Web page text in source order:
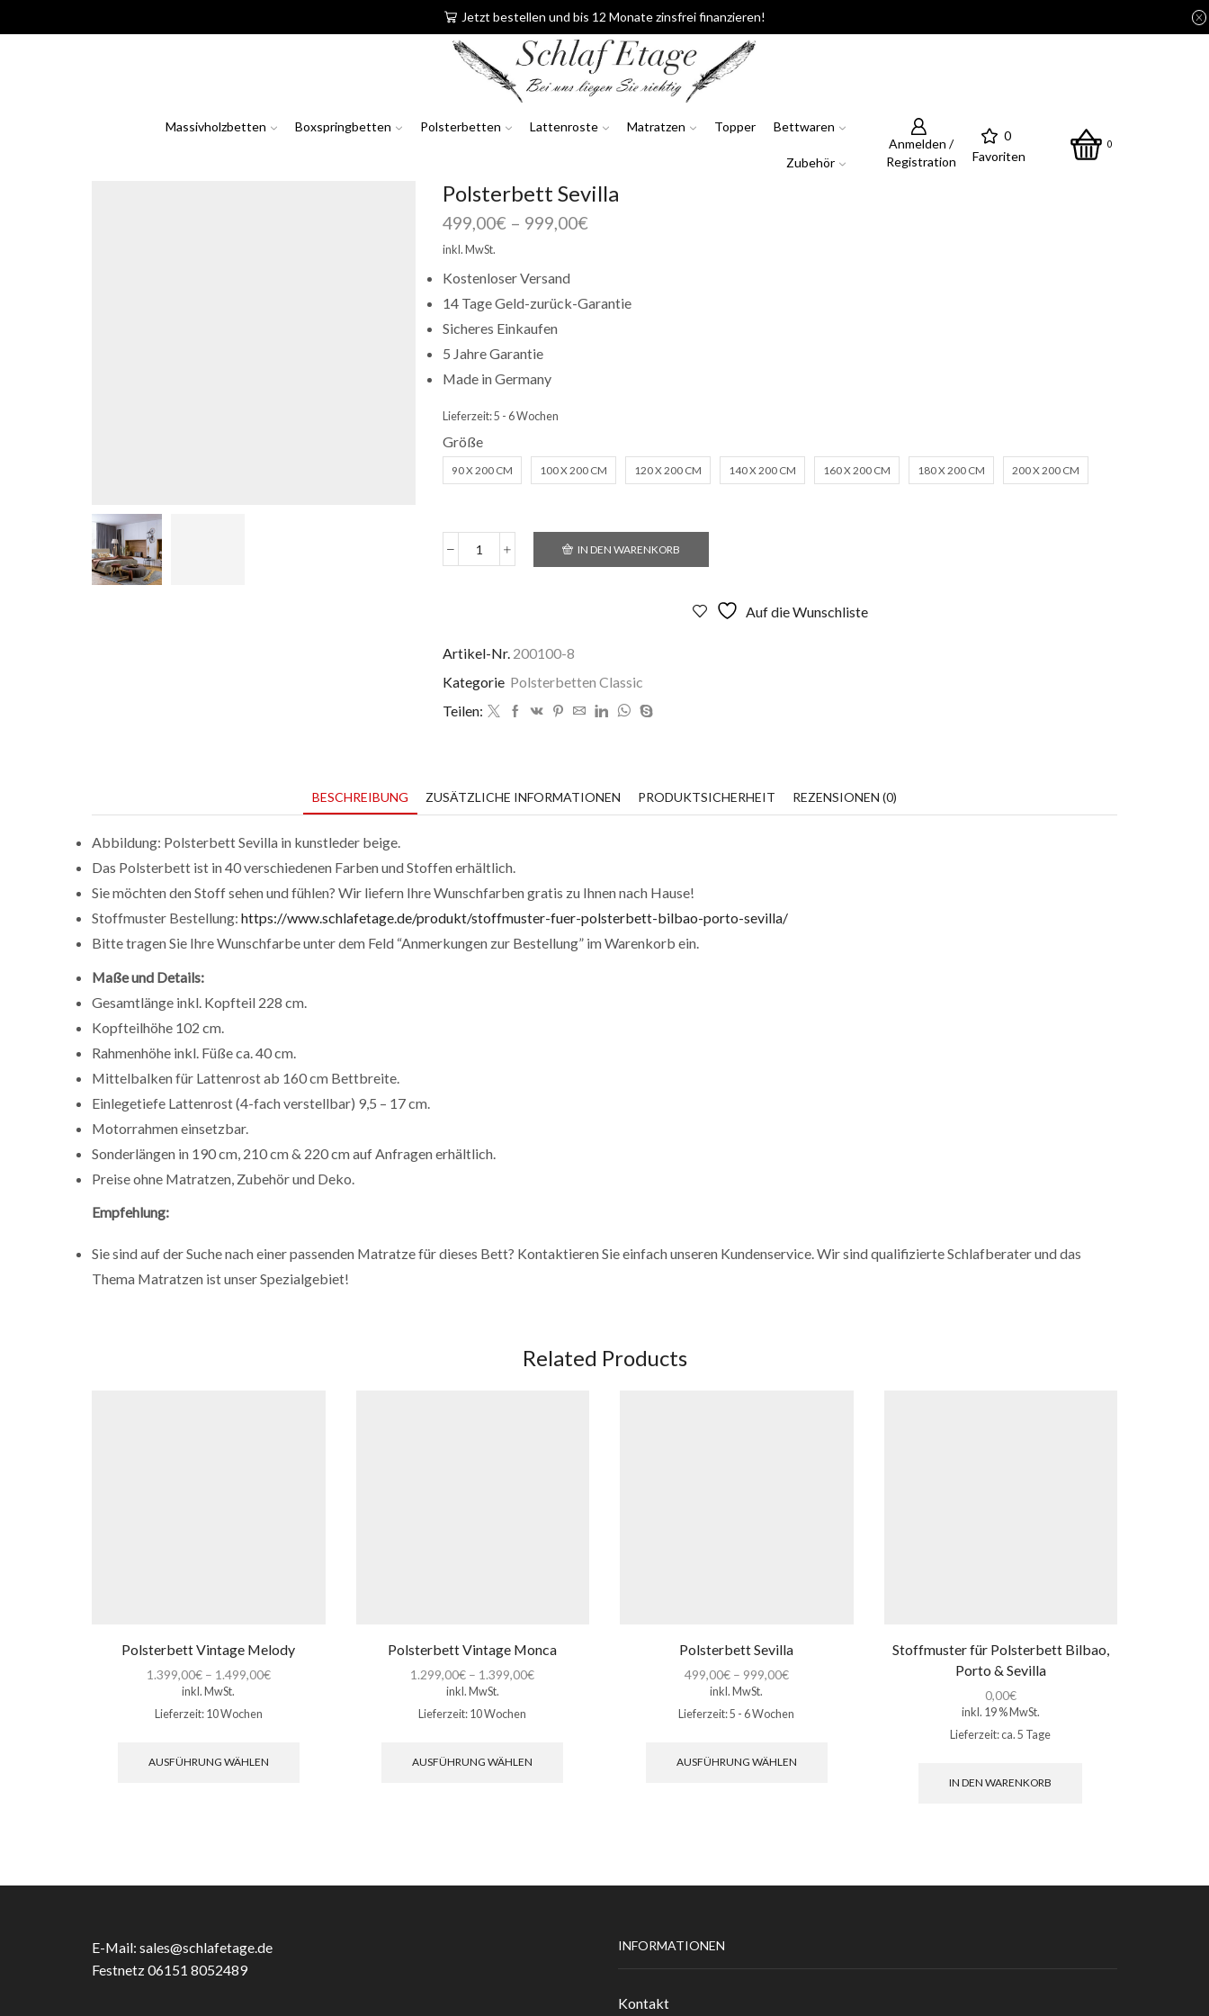
Jetzt bestellen und bis 12 Monate zinsfrei finanzieren!
Massivholzbetten Boxspringbetten Polsterbetten Lattenroste Matratzen Topper Bettwaren
Zubehör
Anmelden /
Registration
0
Favoriten
0
Polsterbett Sevilla
499,00€ – 999,00€
inkl. MwSt.
Kostenloser Versand
14 Tage Geld-zurück-Garantie
Sicheres Einkaufen
5 Jahre Garantie
Made in Germany
Lieferzeit:5 - 6 Wochen
Größe
90 X 200 CM 100 X 200 CM 120 X 200 CM 140 X 200 CM 160 X 200 CM 180 X 200 CM 200 X 200 CM
Polsterbett
IN DEN WARENKORB
Auf die Wunschliste
Artikel-Nr. 200100-8
Kategorie Polsterbetten Classic
Teilen:
BESCHREIBUNG ZUSÄTZLICHE INFORMATIONEN PRODUKTSICHERHEIT REZENSIONEN (0)
Abbildung: Polsterbett Sevilla in kunstleder beige.
Das Polsterbett ist in 40 verschiedenen Farben und Stoffen erhältlich.
Sie möchten den Stoff sehen und fühlen? Wir liefern Ihre Wunschfarben gratis zu Ihnen nach Hause!
Stoffmuster Bestellung: https://www.schlafetage.de/produkt/stoffmuster-fuer-polsterbett-bilbao-porto-sevilla/
Bitte tragen Sie Ihre Wunschfarbe unter dem Feld “Anmerkungen zur Bestellung” im Warenkorb ein.
Maße und Details:
Gesamtlänge inkl. Kopfteil 228 cm.
Kopfteilhöhe 102 cm.
Rahmenhöhe inkl. Füße ca. 40 cm.
Mittelbalken für Lattenrost ab 160 cm Bettbreite.
Einlegetiefe Lattenrost (4-fach verstellbar) 9,5 – 17 cm.
Motorrahmen einsetzbar.
Sonderlängen in 190 cm, 210 cm & 220 cm auf Anfragen erhältlich.
Preise ohne Matratzen, Zubehör und Deko.
Empfehlung:
Sie sind auf der Suche nach einer passenden Matratze für dieses Bett? Kontaktieren Sie einfach unseren Kundenservice. Wir sind qualifizierte Schlafberater und das
Thema Matratzen ist unser Spezialgebiet!
Related Products
Polsterbett Vintage Melody
1.399,00€– 1.499,00€
inkl. MwSt.
Lieferzeit: 10 Wochen
AUSFÜHRUNG WÄHLEN
können
Polsterbett Vintage Monca
1.299,00€ – 1.399,00€
inkl. MwSt.
Lieferzeit: 10 Wochen
AUSFÜHRUNG WÄHLEN
können
Produktseite
Polsterbett Sevilla
499,00€– 999,00€
inkl. MwSt.
Lieferzeit:5 - 6 Wochen
AUSFÜHRUNG WÄHLEN
können
Stoffmuster für Polsterbett Bilbao,
Porto & Sevilla
0,00€
inkl. 19 % MwSt.
Lieferzeit:ca. 5 Tage
IN DEN WARENKORB
E-Mail: sales@schlafetage.de
Festnetz 06151 8052489
INFORMATIONEN
Kontakt